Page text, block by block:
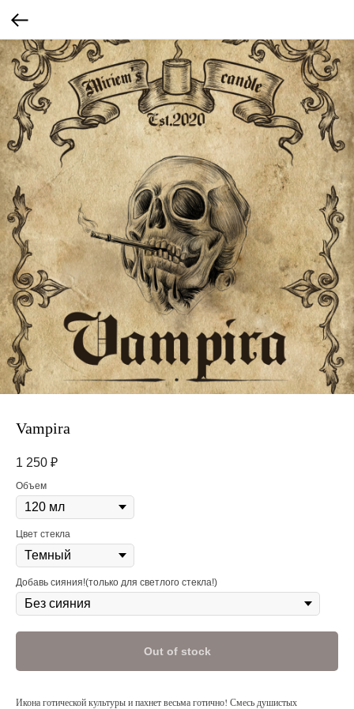
Vampira
1 250 ₽
Объем
Цвет стекла
Добавь сияния!(только для светлого стекла!)
Out of stock
Икона готической культуры и пахнет весьма готично! Смесь душистых